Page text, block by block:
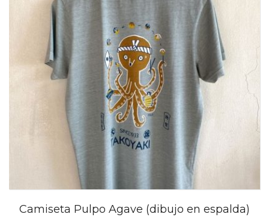
Camiseta Pulpo Agave (dibujo en espalda)